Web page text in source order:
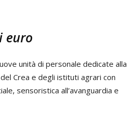
euro
unità di personale dedicate alla
Crea e degli istituti agrari con
sensoristica all’avanguardia e